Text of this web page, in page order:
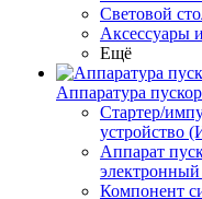
Световой
Аксессуары
Ещё
Аппаратура
Стартер/
устройство
Аппарат
электронный
Компонент